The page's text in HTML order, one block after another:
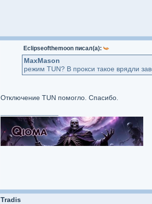
Eclipseofthemoon писал(а):
MaxMason
режим TUN? В прокси такое врядли
Отключение TUN помогло. Спасибо.
Tradis